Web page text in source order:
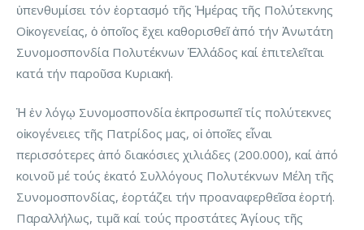
ὑπενθυμίσει τόν ἑορτασμό τῆς Ἡμέρας τῆς Πολύτεκνης
Οἰκογενείας, ὁ ὁποῖος ἔχει καθορισθεῖ ἀπό τήν Ἀνωτάτη
Συνομοσπονδία Πολυτέκνων Ἑλλάδος καί ἐπιτελεῖται
κατά τήν παροῦσα Κυριακή.
Ἡ ἐν λόγῳ Συνομοσπονδία ἐκπροσωπεῖ τίς πολύτεκνες
οἰκογένειες τῆς Πατρίδος μας, οἱ ὁποῖες εἶναι
περισσότερες ἀπό διακόσιες χιλιάδες (200.000), καί ἀπό
κοινοῦ μέ τούς ἑκατό Συλλόγους Πολυτέκνων Μέλη τῆς
Συνομοσπονδίας, ἑορτάζει τήν προαναφερθεῖσα ἑορτή.
Παραλλήλως, τιμᾶ καί τούς προστάτες Ἁγίους τῆς